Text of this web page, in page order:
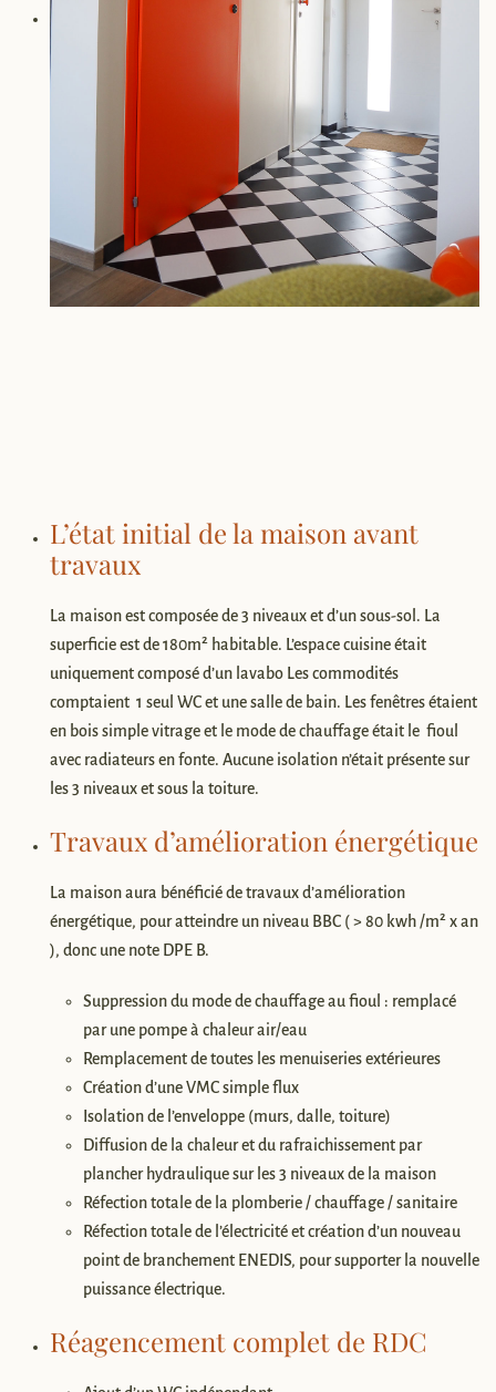
L’état initial de la maison avant
travaux
La maison est composée de 3 niveaux et d’un sous-sol. La
superficie est de 180m² habitable. L’espace cuisine était
uniquement composé d’un lavabo Les commodités
comptaient 1 seul WC et une salle de bain. Les fenêtres étaient
en bois simple vitrage et le mode de chauffage était le fioul
avec radiateurs en fonte. Aucune isolation n’était présente sur
les 3 niveaux et sous la toiture.
Travaux d’amélioration énergétique
La maison aura bénéficié de travaux d’amélioration
énergétique, pour atteindre un niveau BBC ( > 80 kwh /m² x an
), donc une note DPE B.
Suppression du mode de chauffage au fioul : remplacé
par une pompe à chaleur air/eau
Remplacement de toutes les menuiseries extérieures
Création d’une VMC simple flux
Isolation de l’enveloppe (murs, dalle, toiture)
Diffusion de la chaleur et du rafraichissement par
plancher hydraulique sur les 3 niveaux de la maison
Réfection totale de la plomberie / chauffage / sanitaire
Réfection totale de l’électricité et création d’un nouveau
point de branchement ENEDIS, pour supporter la nouvelle
puissance électrique.
Réagencement complet de RDC